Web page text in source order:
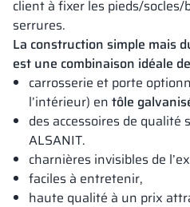
client à fixer les pieds/socles/
serrures.
La construction simple mais
est une combinaison idéale
carrosserie et porte
l’intérieur) en tôle
des accessoires de
ALSANIT.
charnières invisibles de
faciles à entretenir,
haute qualité à un prix